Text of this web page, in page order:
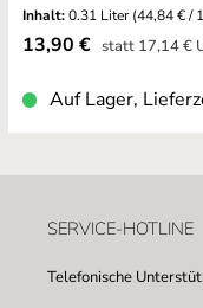
Inhalt:0.31 Liter(44,84 € /
Verkaufspreis:
13,90 € statt Regulärer
17,14 €
Auf Lager,
SERVICE-HOTLINE
Telefonische